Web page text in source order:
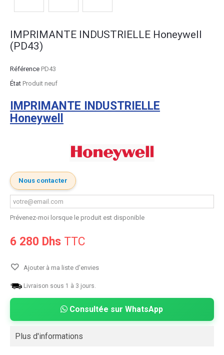
IMPRIMANTE INDUSTRIELLE Honeywell
(PD43)
Référence PD43
État Produit neuf
IMPRIMANTE INDUSTRIELLE
Honeywell
Nous contacter
Prévenez-moi lorsque le produit est disponible
6 280 Dhs TTC
Ajouter à ma liste d'envies
Livraison sous 1 à 3 jours.
Consultée sur WhatsApp
Plus d'informations